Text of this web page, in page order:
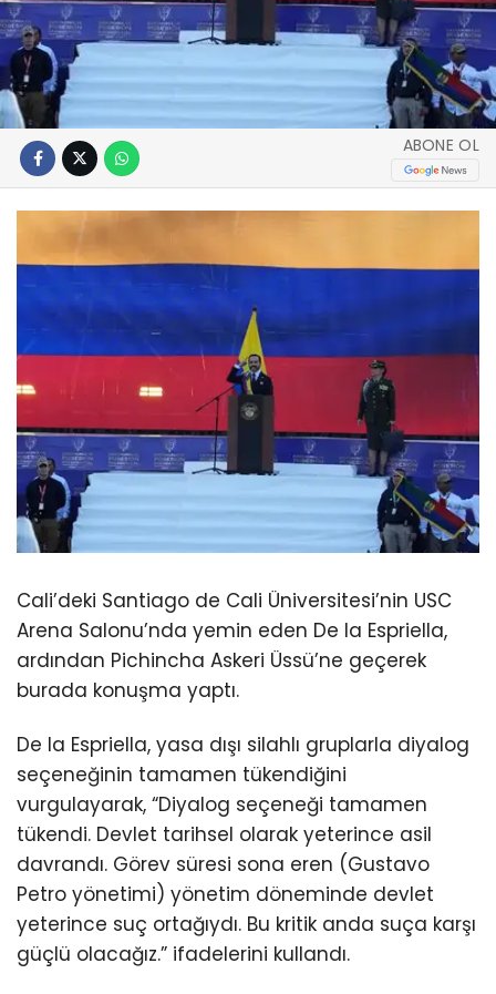
ABONE OL
Cali’deki Santiago de Cali Üniversitesi’nin USC
Arena Salonu’nda yemin eden De la Espriella,
ardından Pichincha Askeri Üssü’ne geçerek
burada konuşma yaptı.
De la Espriella, yasa dışı silahlı gruplarla diyalog
seçeneğinin tamamen tükendiğini
vurgulayarak, “Diyalog seçeneği tamamen
tükendi. Devlet tarihsel olarak yeterince asil
davrandı. Görev süresi sona eren (Gustavo
Petro yönetimi) yönetim döneminde devlet
yeterince suç ortağıydı. Bu kritik anda suça karşı
güçlü olacağız.” ifadelerini kullandı.